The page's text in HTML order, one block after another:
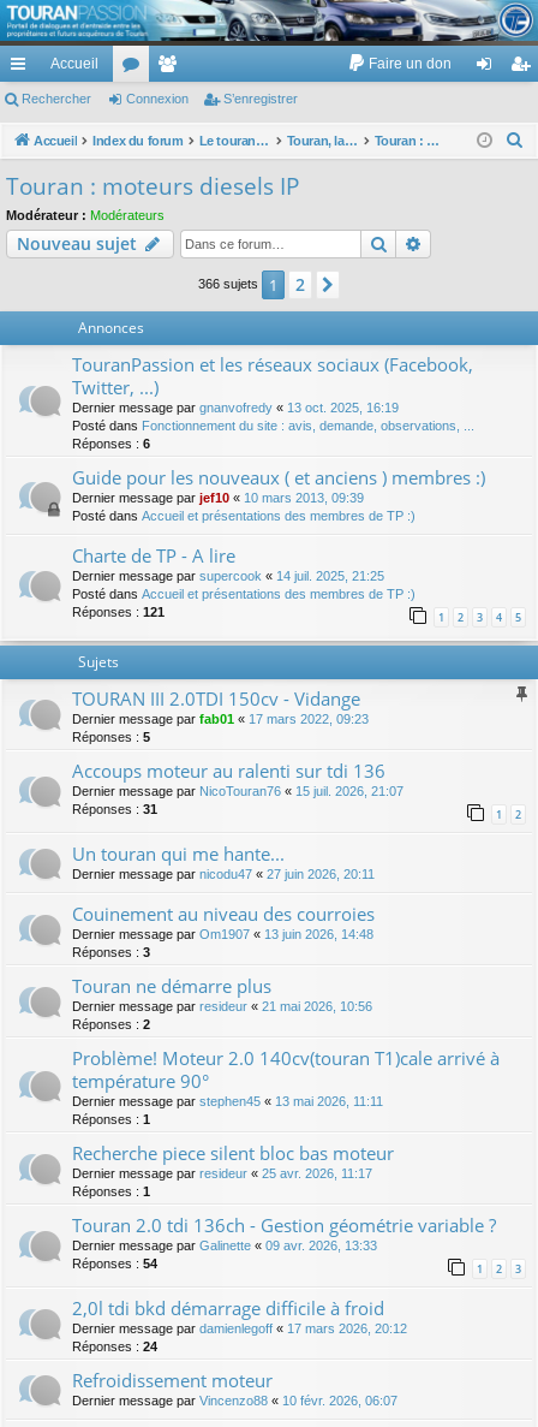
TouranPassion
Le forum des propriétaires ou futurs acquéreurs du Volkswagen Touran
cc
ès
pi
de
Accueil
or
u
e
m
Faire un don
ne nr
Rechercher Connexion S’enregistrer
Accueil Index du forum Le touran dans ses versions I (V1 V2 V3) et II ... Touran, la mécanique : moteurs, boites, transmissions, freins, direction, roues Touran : moteurs diesels IP
Touran : moteurs diesels IP
Modérateur : Modérateurs
Nouveau sujet Rechercher
366 sujets 1 2
Annonces
TouranPassion et les réseaux sociaux (Facebook,
Twitter, ...)
Dernier message par gnanvofredy « 13 oct. 2025, 16:19
Posté dans Fonctionnement du site : avis, demande, observations, ...
Réponses : 6
Guide pour les nouveaux ( et anciens ) membres :)
Dernier message par jef10 « 10 mars 2013, 09:39
Posté dans Accueil et présentations des membres de TP :)
Charte de TP - A lire
Dernier message par supercook « 14 juil. 2025, 21:25
Posté dans Accueil et présentations des membres de TP :)
Réponses : 121 1 2 3 4 5
Sujets
TOURAN III 2.0TDI 150cv - Vidange
Dernier message par fab01 « 17 mars 2022, 09:23
Réponses : 5
Accoups moteur au ralenti sur tdi 136
Dernier message par NicoTouran76 « 15 juil. 2026, 21:07
Réponses : 31 1 2
Un touran qui me hante...
Dernier message par nicodu47 « 27 juin 2026, 20:11
Couinement au niveau des courroies
Dernier message par Om1907 « 13 juin 2026, 14:48
Réponses : 3
Touran ne démarre plus
Dernier message par resideur « 21 mai 2026, 10:56
Réponses : 2
Problème! Moteur 2.0 140cv(touran T1)cale arrivé à
température 90°
Dernier message par stephen45 « 13 mai 2026, 11:11
Réponses : 1
Recherche piece silent bloc bas moteur
Dernier message par resideur « 25 avr. 2026, 11:17
Réponses : 1
Touran 2.0 tdi 136ch - Gestion géométrie variable ?
Dernier message par Galinette « 09 avr. 2026, 13:33
Réponses : 54 1 2 3
2,0l tdi bkd démarrage difficile à froid
Dernier message par damienlegoff « 17 mars 2026, 20:12
Réponses : 24
Refroidissement moteur
Dernier message par Vincenzo88 « 10 févr. 2026, 06:07